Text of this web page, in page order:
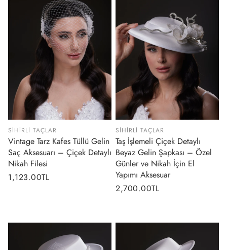
SIHIRLI TAÇLAR
Vintage Tarz Kafes Tüllü Gelin
Saç Aksesuarı – Çiçek Detaylı
Nikah Filesi
Normal
1,123.00TL
SIHIRLI TAÇLAR
Taş İşlemeli Çiçek Detaylı
Beyaz Gelin Şapkası – Özel
Günler ve Nikah İçin El
Yapımı Aksesuar
Normal
2,700.00TL